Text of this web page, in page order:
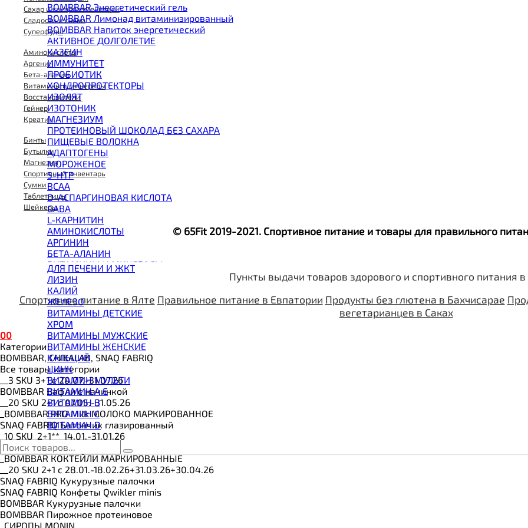
BOMBBAR Энергетический гель
BOMBBAR Лимонад витаминизированный
BOMBBAR Напиток энергетический
АКТИВНОЕ ДОЛГОЛЕТИЕ
КАЗЕИН
ИММУНИТЕТ
ПРОБИОТИК
ХОНДРОПРОТЕКТОРЫ
ИЗОЛЯТ
ИЗОТОНИК
МАГНЕЗИУМ
ПРОТЕИНОВЫЙ ШОКОЛАД БЕЗ САХАРА
ПИЩЕВЫЕ ВОЛОКНА
АДАПТОГЕНЫ
МОРОЖЕНОЕ
5-HTP
BCAA
D-АСПАРГИНОВАЯ КИСЛОТА
GABA
L-КАРНИТИН
АМИНОКИСЛОТЫ
АРГИНИН
БЕТА-АЛАНИН
ВИТАМИНЫ И МИНЕРАЛЫ
ВОССТАНОВИТЕЛИ
ГЕЙНЕР
ГИАЛУРОНОВАЯ КИСЛОТА
ГЛЮТАМИН
ГУАРАНА
ДЛЯ СУСТАВОВ И СВЯЗОК
ДОБАВКИ ДЛЯ СНА
ЖИРОСЖИГАТЕЛИ
КОЛЛАГЕН
КОЭНЗИМ Q10
КРЕАТИН
ПОЛЕЗНЫЕ ЖИРЫ
ПРОТЕИН
ПРОТЕИНОВОЕ ПЕЧЕНЬЕ
ПРОТЕИНОВЫЕ БАТОНЧИКИ
ПРОТЕИНОВЫЕ КАШИ
ТЕСТОБУСТЕРЫ
ЦИТРУЛЛИН МАЛАТ
ПРЕДТРЕНИРОВОЧНЫЕ КОМПЛЕКСЫ
ЭНЕРГЕТИКИ И ЖИРОСЖИГАТЕЛИ#
ДЛЯ ПЕЧЕНИ И ЖКТ
ЛИЗИН
КАЛИЙ
ЖЕЛЕЗО
ВИТАМИНЫ ДЕТСКИЕ
ХРОМ
ВИТАМИНЫ МУЖСКИЕ
ВИТАМИНЫ ЖЕНСКИЕ
КАЛЬЦИЙ
ЦИНК
ВИТАМИН МУЛЬТИ
ВИТАМИН A E
ВИТАМИН B
ВИТАМИН C
ВИТАМИН D
Сахар и сахарозаменители
Сладости и снеки
Суперфуды
Аминокислоты
Аргенин
Бета-аланин
Витамины и минералы
Восстановители
Гейнер
Креатин
Бинты
Бутылки
Магнезия
Спортивный инвентарь
Сумки
Таблетницы
Шейкеры
© 65Fit 2019-2021. Спортивное питание и товары для правильного
Пункты выдачи товаров здорового и спортивного питания
Спортивное питание в Ялте Правильное питание в Евпатории Продукты без глютена в Бахчисарае
вегетарианцев в Саках
00
Категории
BOMBBAR, CHIKALAB, SNAQ FABRIQ
Все товары категории
__3 SKU 3+1 с 20.07.-31.07.26
BOMBBAR Вафли с начинкой
__20 SKU 2+1 с 07.05.-31.05.26
_BOMBBAR PRO Milk МОЛОКО МАРКИРОВАННОЕ
SNAQ FABRIQ Батончик глазированный
_10 SKU_2+1**_14.01.-31.01.26
_MAD FIT
_BOMBBAR КОКТЕЙЛИ МАРКИРОВАННЫЕ
__20 SKU 2+1 с 28.01.-18.02.26+31.03.26+30.04.26
SNAQ FABRIQ Кукурузные палочки
SNAQ FABRIQ Конфеты Qwikler minis
BOMBBAR Кукурузные палочки
BOMBBAR Пирожное протеиновое
_CИРОПЫ MONIN